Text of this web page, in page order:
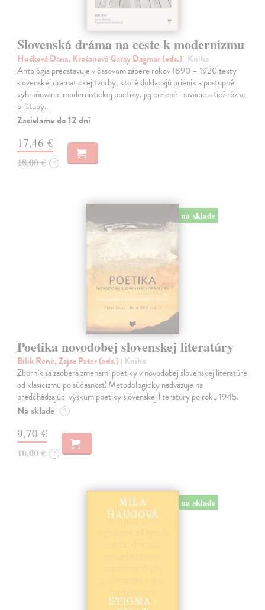
Slovenská dráma na ceste k modernizmu
Hučková Dana, Kročanová Garay Dagmar (eds.)| Kniha
Antológia predstavuje v časovom zábere rokov 1890 – 1920 texty
slovenskej dramatickej tvorby, ktoré dokladajú prienik a postupné
vyhraňovanie modernistickej poetiky, jej cielené inovácie a tiež rôzne
prístupy…
Zasielame do 12 dní
17,46 €
18,00 € ?
na sklade
Poetika novodobej slovenskej literatúry
Bílik René, Zajac Peter (eds.)| Kniha
Zborník sa zaoberá zmenami poetiky v novodobej slovenskej literatúre
od klasicizmu po súčasnosť. Metodologicky nadväzuje na
predchádzajúci výskum poetiky slovenskej literatúry po roku 1945.
Na sklade ?
9,70 €
10,00 € ?
na sklade